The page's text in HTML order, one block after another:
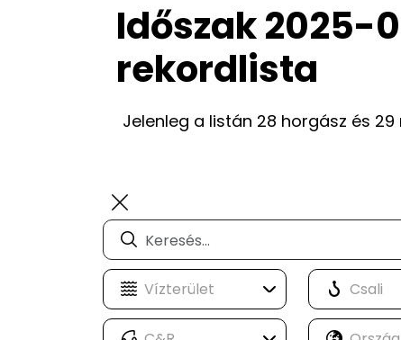
Időszak 2025-
rekordlista
Jelenleg a listán 28 horgász és